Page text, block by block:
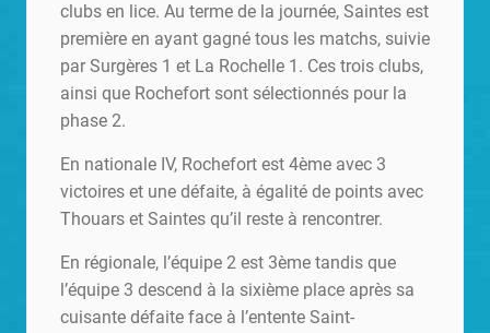
clubs en lice. Au terme de la journée, Saintes est
première en ayant gagné tous les matchs, suivie
par Surgères 1 et La Rochelle 1. Ces trois clubs,
ainsi que Rochefort sont sélectionnés pour la
phase 2.
En nationale IV, Rochefort est 4ème avec 3
victoires et une défaite, à égalité de points avec
Thouars et Saintes qu’il reste à rencontrer.
En régionale, l’équipe 2 est 3ème tandis que
l’équipe 3 descend à la sixième place après sa
cuisante défaite face à l’entente Saint-